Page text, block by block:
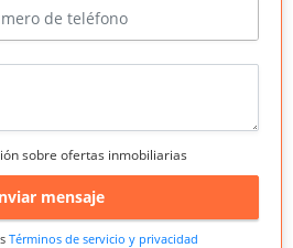
sobre ofertas inmobiliarias
mensaje
Términos de servicio y privacidad